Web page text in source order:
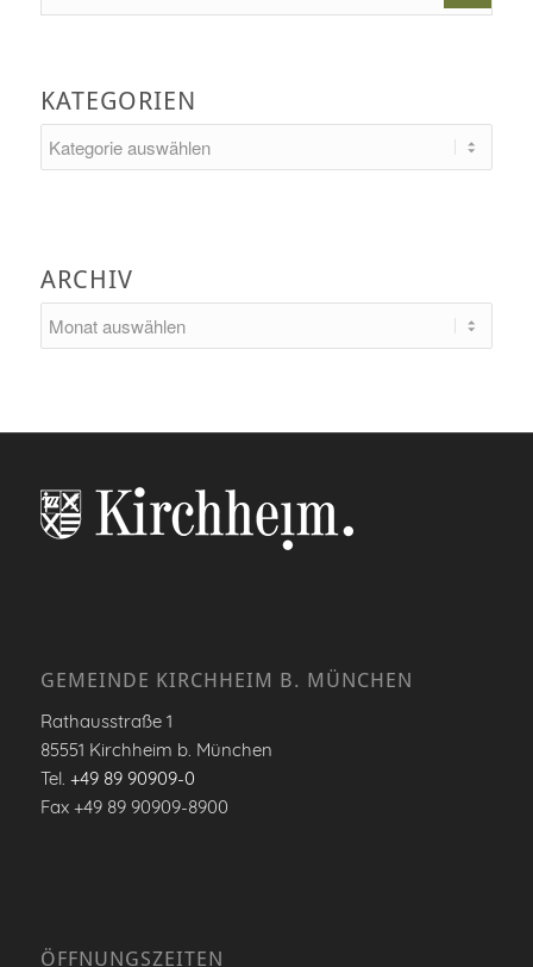
KATEGORIEN
ARCHIV
GEMEINDE KIRCHHEIM B. MÜNCHEN
Rathausstraße 1
85551 Kirchheim b. München
Tel. +49 89 90909-0
Fax +49 89 90909-8900
ÖFFNUNGSZEITEN